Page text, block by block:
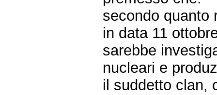
secondo quanto
in data 11
sarebbe
nucleari e
il suddetto clan,